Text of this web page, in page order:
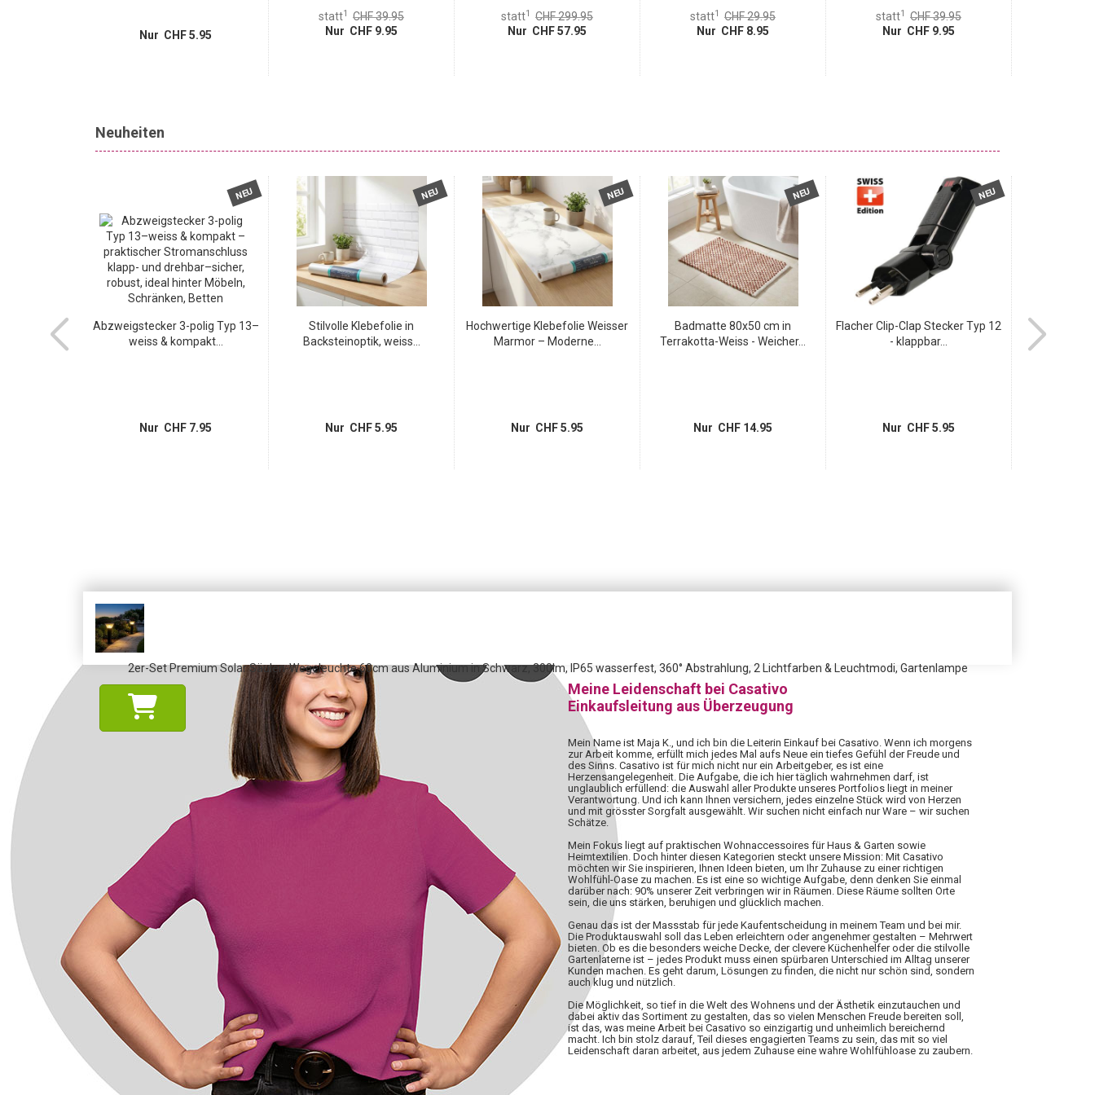
Nur CHF 5.95
statt1
CHF 39.95
Nur CHF 9.95
statt1
CHF 299.95
Nur CHF 57.95
statt1
CHF 29.95
Nur CHF 8.95
statt1
CHF 39.95
Nur CHF 9.95
Neuheiten
in Grau-
NEU
Abzweigstecker 3-polig Typ 13–
weiss & kompakt...
Nur CHF 7.95
NEU
Stilvolle Klebefolie in
Backsteinoptik, weiss...
Nur CHF 5.95
NEU
Hochwertige Klebefolie Weisser
Marmor – Moderne...
Nur CHF 5.95
NEU
Badmatte 80x50 cm in
Terrakotta-Weiss - Weicher...
Nur CHF 14.95
NEU
Flacher Clip-Clap Stecker Typ 12
- klappbar...
Nur CHF 5.95
Adapter
2er-Set Premium Solar Säulen-Wegeleuchte 60cm aus Aluminium in Schwarz, 300lm, IP65 wasserfest, 360° Abstrahlung, 2 Lichtfarben & Leuchtmodi, Gartenlampe
Meine Leidenschaft bei Casativo
Einkaufsleitung aus Überzeugung
Mein Name ist Maja K., und ich bin die Leiterin Einkauf bei Casativo. Wenn ich morgens
zur Arbeit komme, erfüllt mich jedes Mal aufs Neue ein tiefes Gefühl der Freude und
des Sinns. Casativo ist für mich nicht nur ein Arbeitgeber, es ist eine
Herzensangelegenheit. Die Aufgabe, die ich hier täglich wahrnehmen darf, ist
unglaublich erfüllend: die Auswahl aller Produkte unseres Portfolios liegt in meiner
Verantwortung. Und ich kann Ihnen versichern, jedes einzelne Stück wird von Herzen
und mit grösster Sorgfalt ausgewählt. Wir suchen nicht einfach nur Ware – wir suchen
Schätze.
Mein Fokus liegt auf praktischen Wohnaccessoires für Haus & Garten sowie
Heimtextilien. Doch hinter diesen Kategorien steckt unsere Mission: Mit Casativo
möchten wir Sie inspirieren, Ihnen Ideen bieten, um Ihr Zuhause zu einer richtigen
Wohlfühl-Oase zu machen. Es ist eine so wichtige Aufgabe, denn denken Sie einmal
darüber nach: 90% unserer Zeit verbringen wir in Räumen. Diese Räume sollten Orte
sein, die uns stärken, beruhigen und glücklich machen.
Genau das ist der Massstab für jede Kaufentscheidung in meinem Team und bei mir.
Die Produktauswahl soll das Leben erleichtern oder angenehmer gestalten – Mehrwert
bieten. Ob es die besonders weiche Decke, der clevere Küchenhelfer oder die stilvolle
Gartenlaterne ist – jedes Produkt muss einen spürbaren Unterschied im Alltag unserer
Kunden machen. Es geht darum, Lösungen zu finden, die nicht nur schön sind, sondern
auch klug und nützlich.
Die Möglichkeit, so tief in die Welt des Wohnens und der Ästhetik einzutauchen und
dabei aktiv das Sortiment zu gestalten, das so vielen Menschen Freude bereiten soll,
ist das, was meine Arbeit bei Casativo so einzigartig und unheimlich bereichernd
macht. Ich bin stolz darauf, Teil dieses engagierten Teams zu sein, das mit so viel
Leidenschaft daran arbeitet, aus jedem Zuhause eine wahre Wohlfühloase zu zaubern.